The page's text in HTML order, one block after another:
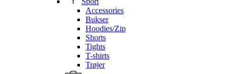
Accessories
Bukser
Hoodies/Zip
Shorts
Tights
T-shirts
Trøjer